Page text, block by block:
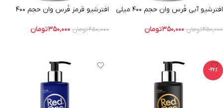
افترشیو آبی فُرس وان حجم ۴۰۰ میلی
۴۵۰,۰۰۰تومان ۳۵۰,۰۰۰تومان
افترشیو قرمز فُرس وان حجم ۴۰۰
۴۵۰,۰۰۰تومان ۳۵۰,۰۰۰تومان
-22%